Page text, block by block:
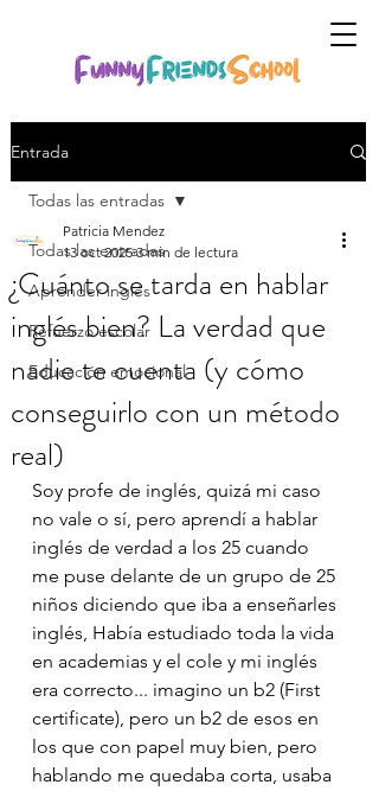
Entrada
Todas las entradas
Aprender inglés
Refuerzo escolar
Educación emocional
Todas las entradas
¿Cuánto se tarda en hablar
inglés bien? La verdad que
nadie te cuenta (y cómo
conseguirlo con un método
real)
Patricia Mendez
13 oct 2025 3 min de lectura
Soy profe de inglés, quizá mi caso
no vale o sí, pero aprendí a hablar
inglés de verdad a los 25 cuando
me puse delante de un grupo de 25
niños diciendo que iba a enseñarles
inglés, Había estudiado toda la vida
en academias y el cole y mi inglés
era correcto... imagino un b2 (First
certificate), pero un b2 de esos en
los que con papel muy bien, pero
hablando me quedaba corta, usaba